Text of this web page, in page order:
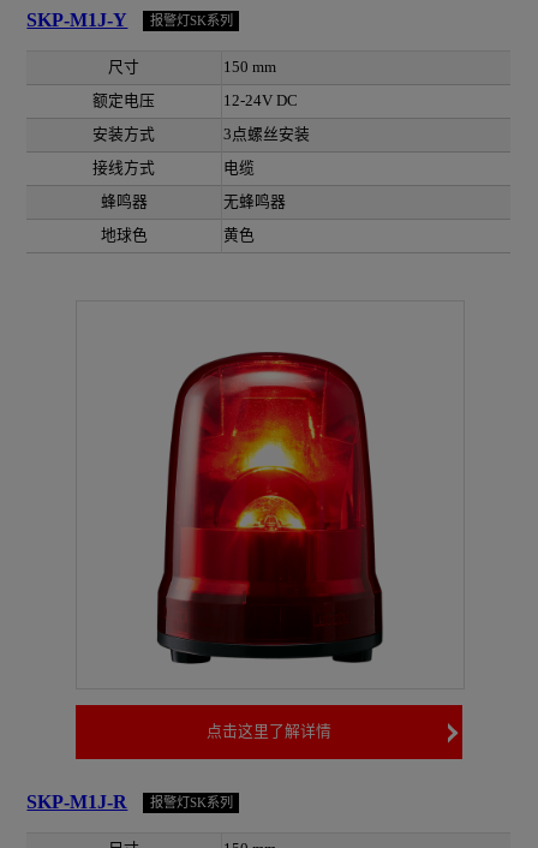
SKP-M1J-Y 报警灯SK系列
尺寸
150 mm
额定电压
12-24V DC
安装方式
3点螺丝安装
接线方式
电缆
蜂鸣器
无蜂鸣器
地球色
黄色
点击这里了解详情
SKP-M1J-R 报警灯SK系列